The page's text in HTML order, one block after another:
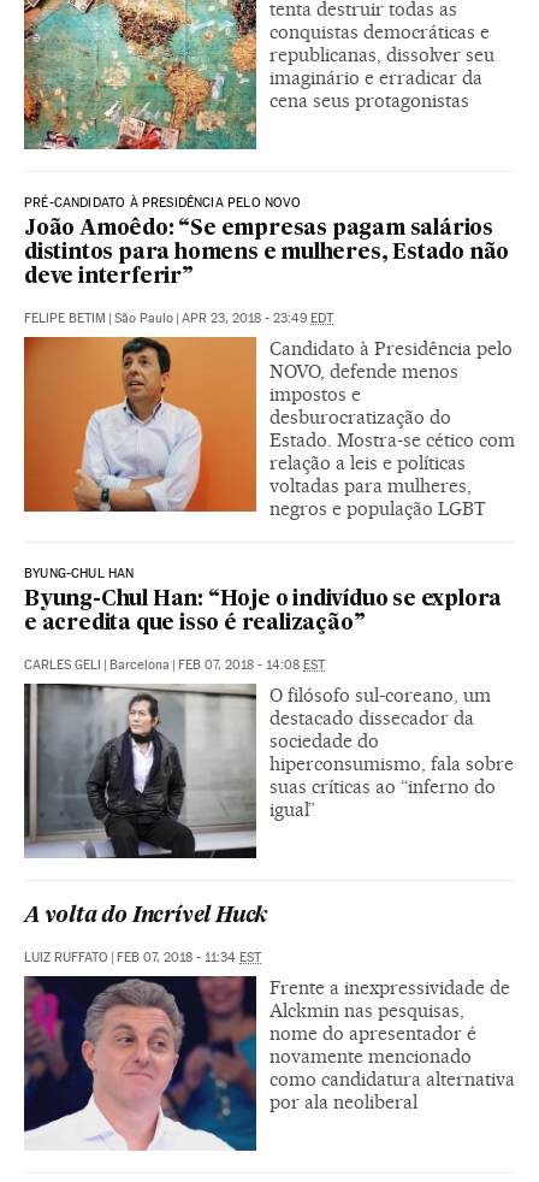
tenta destruir todas as
conquistas democráticas e
republicanas, dissolver seu
imaginário e erradicar da
cena seus protagonistas
PRÉ-CANDIDATO À PRESIDÊNCIA PELO NOVO
João Amoêdo: “Se empresas pagam salários
distintos para homens e mulheres, Estado não
deve interferir”
FELIPE BETIM | São Paulo | APR 23, 2018 - 23:49 EDT
Candidato à Presidência pelo
NOVO, defende menos
impostos e
desburocratização do
Estado. Mostra-se cético com
relação a leis e políticas
voltadas para mulheres,
negros e população LGBT
BYUNG-CHUL HAN
Byung-Chul Han: “Hoje o indivíduo se explora
e acredita que isso é realização”
CARLES GELI | Barcelona | FEB 07, 2018 - 14:08 EST
O filósofo sul-coreano, um
destacado dissecador da
sociedade do
hiperconsumismo, fala sobre
suas críticas ao “inferno do
igual”
A volta do Incrível Huck
LUIZ RUFFATO | FEB 07, 2018 - 11:34 EST
Frente a inexpressividade de
Alckmin nas pesquisas,
nome do apresentador é
novamente mencionado
como candidatura alternativa
por ala neoliberal